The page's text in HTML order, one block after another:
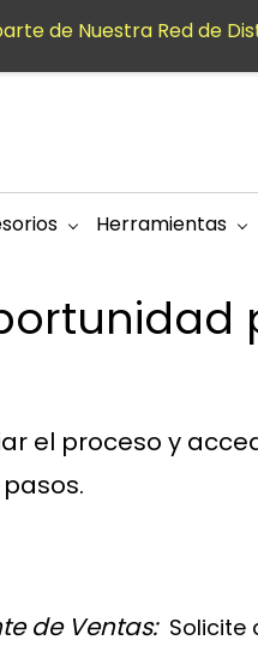
Herramientas
el proceso y
de Ventas:Solicite
de Nuestra Red de